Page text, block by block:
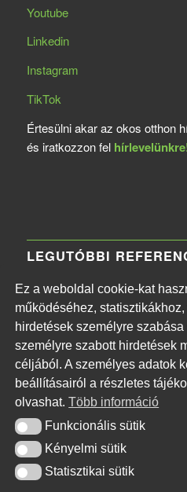
Ez a weboldal cookie-kat
működéséhez,
hirdetések személyre szabása
személyre szabott hirdetések
céljából. A személyes adatok
beállításairól a részletes
olvashat.Több információ
Funkcionális sütik
Funkcionális sütik
Kényelmi sütik
Kényelmi sütik
Statisztikai sütik
Statisztikai sütik
Youtube
Linkedin
Instagram
TikTok
Értesülni akar az okos otthon
és iratkozzon fel
LEGUTÓBBI
2026-06-11 - 13:30
Naphegy téri MTI székház
2026-06-11 - 13:26
Budapest Főváros II.
2026-06-11 - 13:20
XVI. kerületi
telepítése
2026-06-11 - 13:17